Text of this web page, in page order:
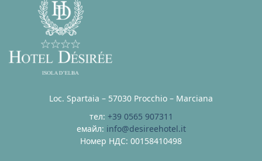
Loc. Spartaia – 57030 Procchio – Marciana
тел: +39 0565 907311
емайл: info@desireehotel.it
Номер НДС: 00158410498